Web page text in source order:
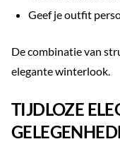
Geef je outfit
De combinatie van
elegante winterlook.
TIJDLOZE